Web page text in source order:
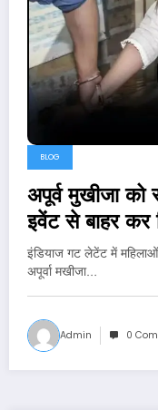
BLOG
अपूर्व मुखीजा को
इवेंट से बाहर कर
इंडियाज गट लेटेंट में
अपूर्वा मखीजा…
Admin 0